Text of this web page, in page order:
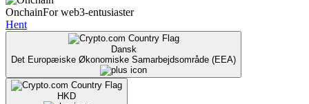
OnchainFor web3-entusiaster
Hent
Dansk
Det Europæiske Økonomiske Samarbejdsområde (EEA)
HKD